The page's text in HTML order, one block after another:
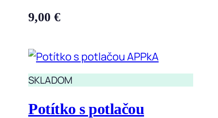
9,00 €
SKLADOM
Potítko s potlačou